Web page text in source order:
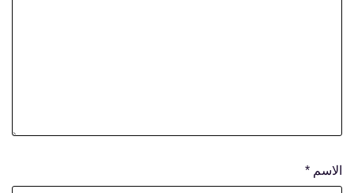
الاسم *